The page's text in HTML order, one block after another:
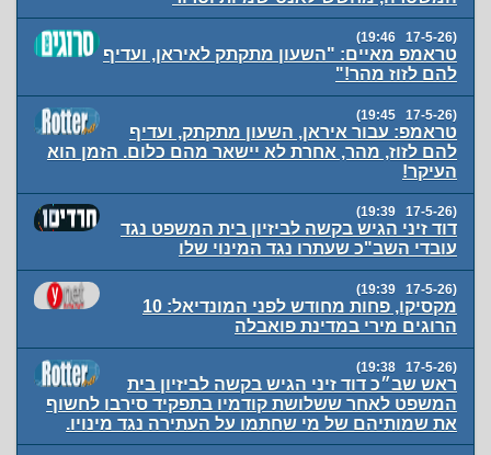
(17-5-26 19:46)
טראמפ מאיים: "השעון מתקתק לאיראן, ועדיף
להם לזוז מהר!"
(17-5-26 19:45)
טראמפ: עבור איראן, השעון מתקתק, ועדיף
להם לזוז, מהר, אחרת לא יישאר מהם כלום. הזמן הוא
העיקר!
(17-5-26 19:39)
דוד זיני הגיש בקשה לביזיון בית המשפט נגד
עובדי השב"כ שעתרו נגד המינוי שלו
(17-5-26 19:39)
מקסיקו, פחות מחודש לפני המונדיאל: 10
הרוגים מירי במדינת פואבלה
(17-5-26 19:38)
ראש שב״כ דוד זיני הגיש בקשה לביזיון בית
המשפט לאחר ששלושת קודמיו בתפקיד סירבו לחשוף
את שמותיהם של מי שחתמו על העתירה נגד מינויו.